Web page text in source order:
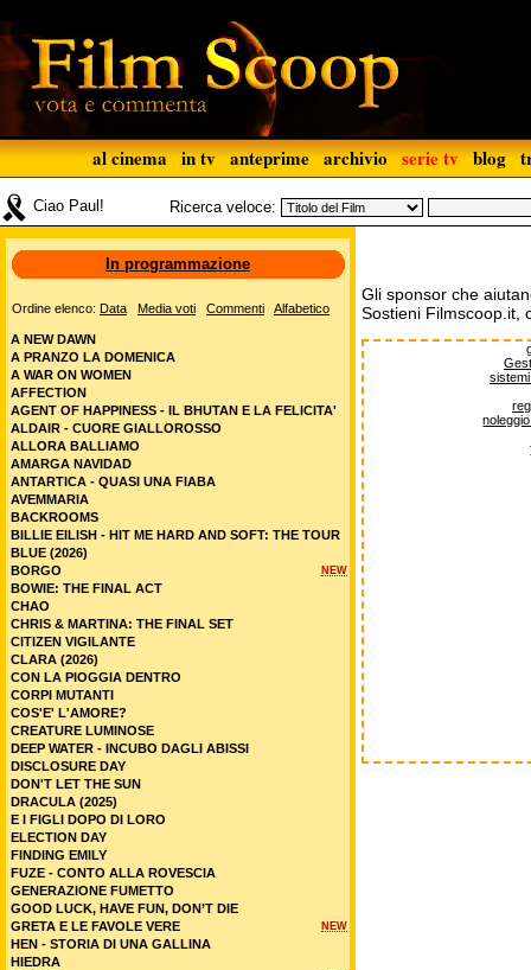
al cinema in tv anteprime archivio serie tv blog
Ciao Paul! Ricerca veloce:
Gli sponsor che
Sostieni Filmscoop.it,
In programmazione
Ordine elenco: Data Media voti Commenti Alfabetico
A NEW DAWN
A PRANZO LA DOMENICA
A WAR ON WOMEN
AFFECTION
AGENT OF HAPPINESS - IL BHUTAN E LA FELICITA'
ALDAIR - CUORE GIALLOROSSO
ALLORA BALLIAMO
AMARGA NAVIDAD
ANTARTICA - QUASI UNA FIABA
AVEMMARIA
BACKROOMS
BILLIE EILISH - HIT ME HARD AND SOFT: THE TOUR
BLUE (2026)
NEW
BORGO
BOWIE: THE FINAL ACT
CHAO
CHRIS & MARTINA: THE FINAL SET
CITIZEN VIGILANTE
CLARA (2026)
CON LA PIOGGIA DENTRO
CORPI MUTANTI
COS'E' L'AMORE?
CREATURE LUMINOSE
DEEP WATER - INCUBO DAGLI ABISSI
DISCLOSURE DAY
DON'T LET THE SUN
DRACULA (2025)
E I FIGLI DOPO DI LORO
ELECTION DAY
FINDING EMILY
FUZE - CONTO ALLA ROVESCIA
GENERAZIONE FUMETTO
GOOD LUCK, HAVE FUN, DON’T DIE
NEW
GRETA E LE FAVOLE VERE
HEN - STORIA DI UNA GALLINA
HIEDRA